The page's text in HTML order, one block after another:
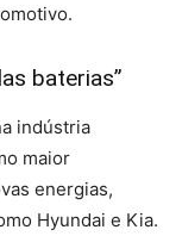
baterias”
indústria
maior
energias,
Hyundai e Kia.